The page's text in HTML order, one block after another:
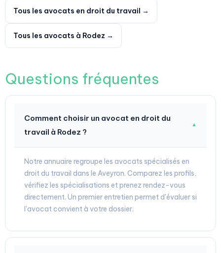
Tous les avocats en droit du travail →
Tous les avocats à Rodez →
Questions fréquentes
Comment choisir un avocat en droit du
travail à Rodez ?
▼
Notre annuaire regroupe les avocats spécialisés en
droit du travail dans le Aveyron. Comparez les profils,
vérifiez les spécialisations et prenez rendez-vous
directement. Un premier entretien permet d'évaluer si
l'avocat convient à votre dossier.